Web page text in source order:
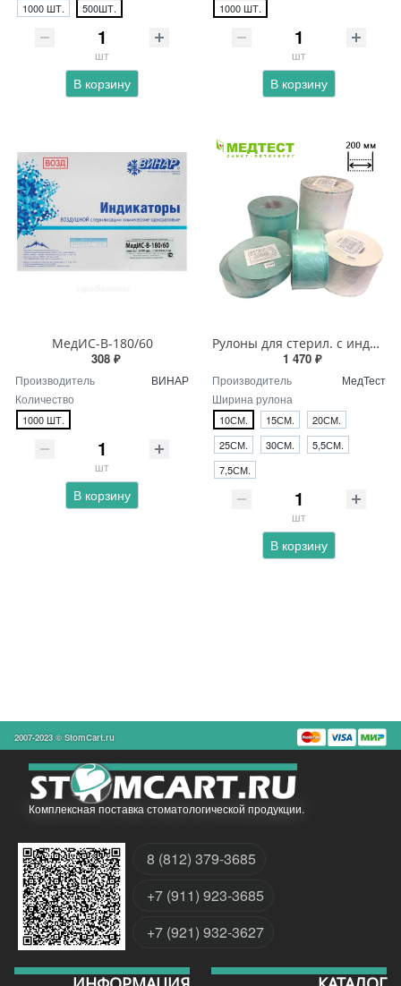
1000 ШТ. 500ШТ.
шт
В корзину
1000 ШТ.
шт
В корзину
МедИС-В-180/60
308 ₽
Производитель
ВИНАР
Количество
1000 ШТ.
шт
В корзину
Рулоны для стерил. с индикат.200м (МедТест)
1 470 ₽
Производитель
МедТест
Ширина рулона
10СМ. 15СМ.
20СМ.
25СМ.
30СМ.
5,5СМ.
7,5СМ.
шт
В корзину
2007-2023 © StomCart.ru
Комплексная поставка стоматологической продукции.
8 (812) 379-3685
+7 (911) 923-3685
+7 (921) 932-3627